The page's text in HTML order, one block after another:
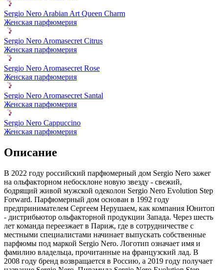
Sergio Nero Arabian Art Queen Charm
Женская парфюмерия
Sergio Nero Aromasecret Citrus
Женская парфюмерия
Sergio Nero Aromasecret Rose
Женская парфюмерия
Sergio Nero Aromasecret Santal
Женская парфюмерия
Sergio Nero Cappuccino
Женская парфюмерия
Описание
В 2022 году российский парфюмерный дом Sergio Nero зажег
на ольфакторном небосклоне новую звезду - свежий,
бодрящий живой мужской одеколон Sergio Nero Evolution Step
Forward. Парфюмерный дом основан в 1992 году
предпринимателем Сергеем Нерушаем, как компания Юнитоп
- дистрибьютор ольфакторной продукции Запада. Через шесть
лет команда переезжает в Париж, где в сотрудничестве с
местными специалистами начинает выпускать собственные
парфюмы под маркой Sergio Nero. Логотип означает имя и
фамилию владельца, прочитанные на французский лад. В
2008 году бренд возвращается в Россию, а 2019 году получает